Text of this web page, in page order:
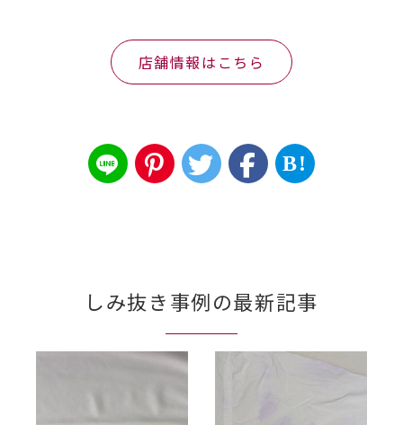
店舗情報はこちら
B!
しみ抜き事例の最新記事